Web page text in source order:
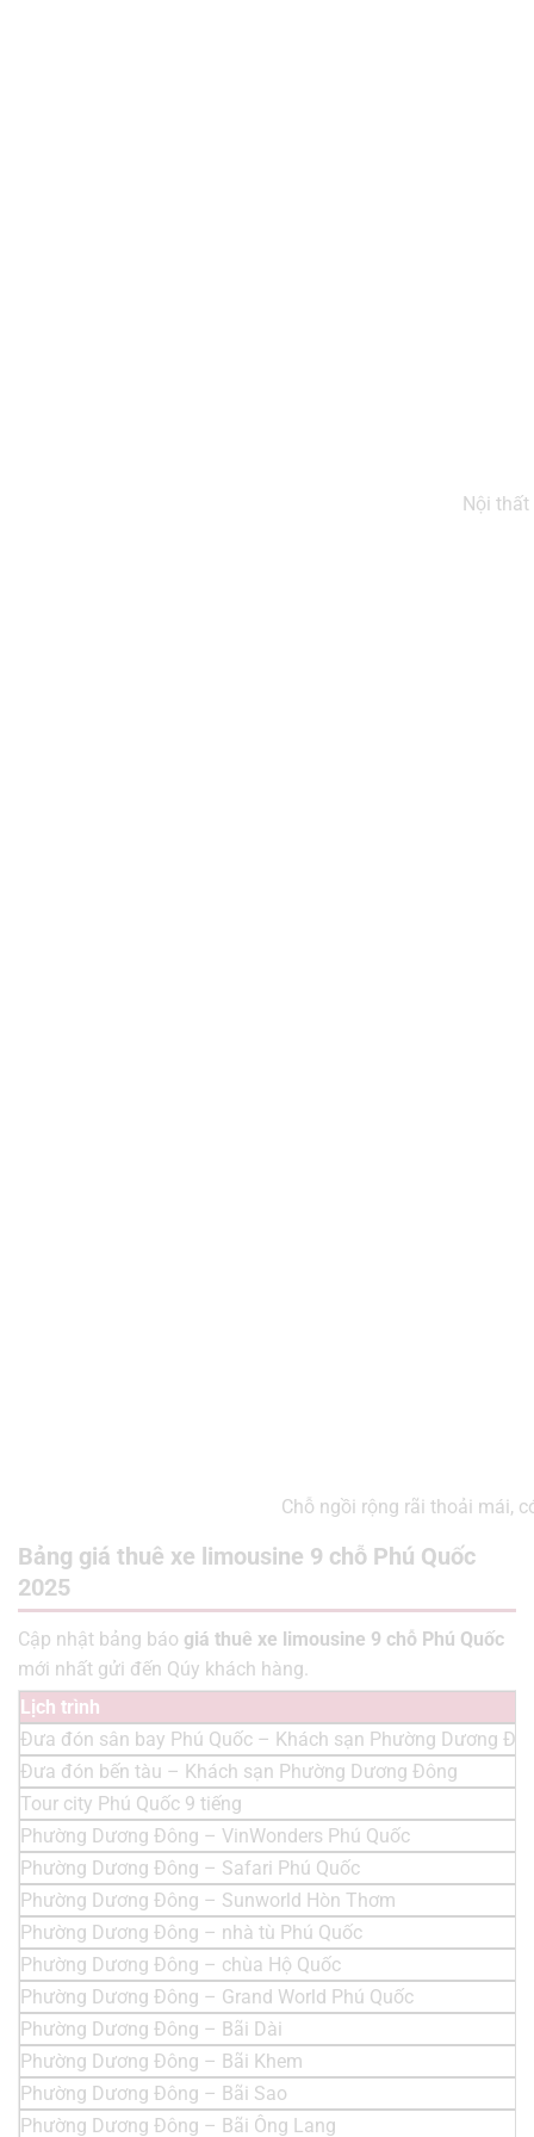
Nội thất
Chỗ ngồi rộng rãi thoải mái,
Bảng giá thuê xe limousine 9 chỗ Phú Quốc
2025
Cập nhật bảng báo giá thuê xe limousine 9 chỗ Phú Quốc
mới nhất gửi đến Qúy khách hàng.
Lịch trình
Đưa đón sân bay Phú Quốc – Khách sạn Phường Dương
Đưa đón bến tàu – Khách sạn Phường Dương Đông
Tour city Phú Quốc 9 tiếng
Phường Dương Đông – VinWonders Phú Quốc
Phường Dương Đông – Safari Phú Quốc
Phường Dương Đông – Sunworld Hòn Thơm
Phường Dương Đông – nhà tù Phú Quốc
Phường Dương Đông – chùa Hộ Quốc
Phường Dương Đông – Grand World Phú Quốc
Phường Dương Đông – Bãi Dài
Phường Dương Đông – Bãi Khem
Phường Dương Đông – Bãi Sao
Phường Dương Đông – Bãi Ông Lang